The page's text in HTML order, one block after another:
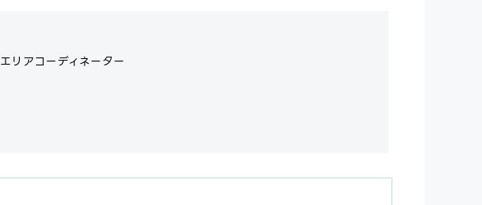
リアコーディネーター